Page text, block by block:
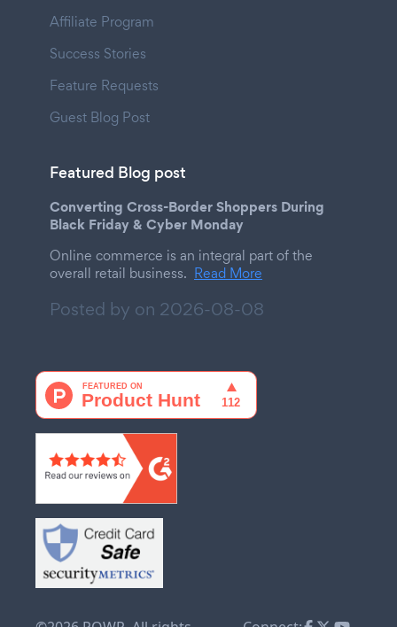
Affiliate Program
Success Stories
Feature Requests
Guest Blog Post
Featured Blog post
Converting Cross-Border Shoppers During
Black Friday & Cyber Monday
Online commerce is an integral part of the
overall retail business. Read More
Posted by on 2026-08-08